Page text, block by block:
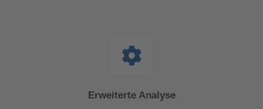
Erweiterte Analyse